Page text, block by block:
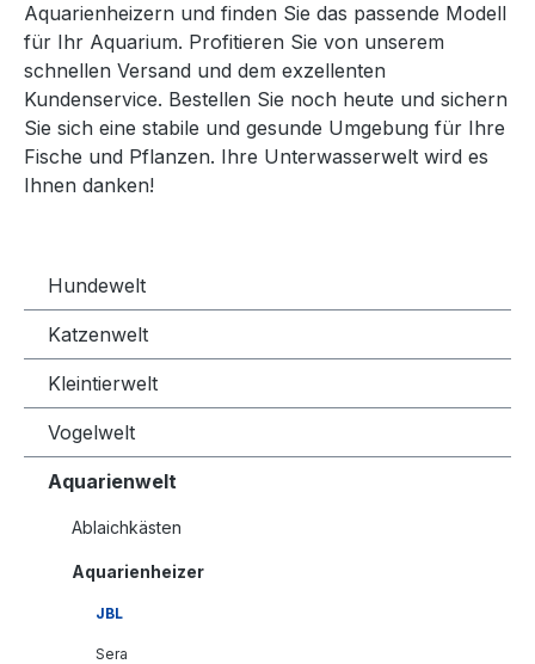
Aquarienheizern und finden Sie das passende Modell
für Ihr Aquarium. Profitieren Sie von unserem
schnellen Versand und dem exzellenten
Kundenservice. Bestellen Sie noch heute und sichern
Sie sich eine stabile und gesunde Umgebung für Ihre
Fische und Pflanzen. Ihre Unterwasserwelt wird es
Ihnen danken!
Hundewelt
Katzenwelt
Kleintierwelt
Vogelwelt
Aquarienwelt
Ablaichkästen
Aquarienheizer
JBL
Sera